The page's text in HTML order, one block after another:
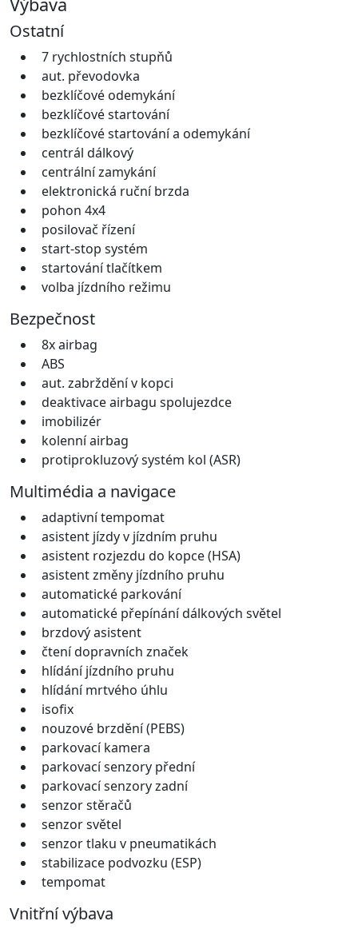
Ostatní
7 rychlostních stupňů
aut. převodovka
bezklíčové odemykání
bezklíčové startování
bezklíčové startování a odemykání
centrál dálkový
centrální zamykání
elektronická ruční brzda
pohon 4x4
posilovač řízení
start-stop systém
startování tlačítkem
volba jízdního režimu
Bezpečnost
8x airbag
ABS
aut. zabrždění v kopci
deaktivace airbagu spolujezdce
imobilizér
kolenní airbag
protiprokluzový systém kol (ASR)
Multimédia a navigace
adaptivní tempomat
asistent jízdy v jízdním pruhu
asistent rozjezdu do kopce (HSA)
asistent změny jízdního pruhu
automatické parkování
automatické přepínání dálkových světel
brzdový asistent
čtení dopravních značek
hlídání jízdního pruhu
hlídání mrtvého úhlu
isofix
nouzové brzdění (PEBS)
parkovací kamera
parkovací senzory přední
parkovací senzory zadní
senzor stěračů
senzor světel
senzor tlaku v pneumatikách
stabilizace podvozku (ESP)
tempomat
Vnitřní výbava